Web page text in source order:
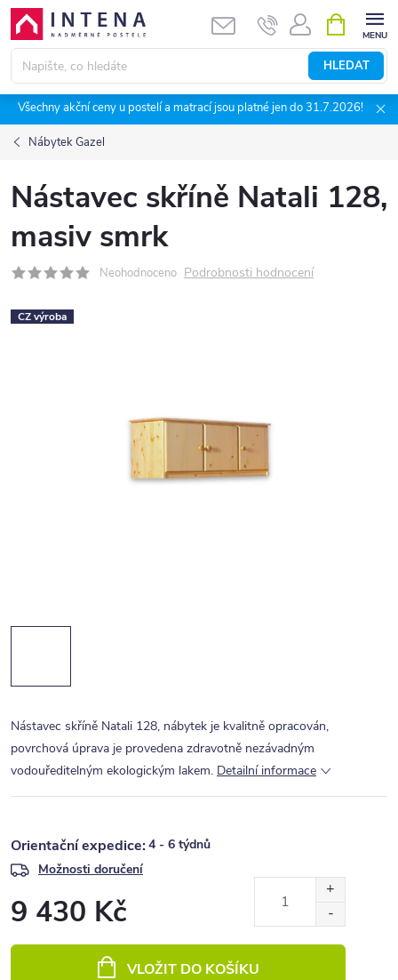
Přejít
obsah
HLEDAT
NÁKUPNÍ
KOŠÍK
Všechny akční ceny u postelí a matrací jsou platné jen do 31.7.2026!
Nábytek Gazel
Nástavec skříně Natali 128,
masiv smrk
Neohodnoceno Podrobnosti hodnocení
CZ výroba
Nástavec skříně Natali 128, nábytek je kvalitně opracován,
povrchová úprava je provedena zdravotně nezávadným
vodouředitelným ekologickým lakem. Detailní informace
4 - 6 týdnů
Možnosti doručení
9 430 Kč
VLOŽIT DO KOŠÍKU